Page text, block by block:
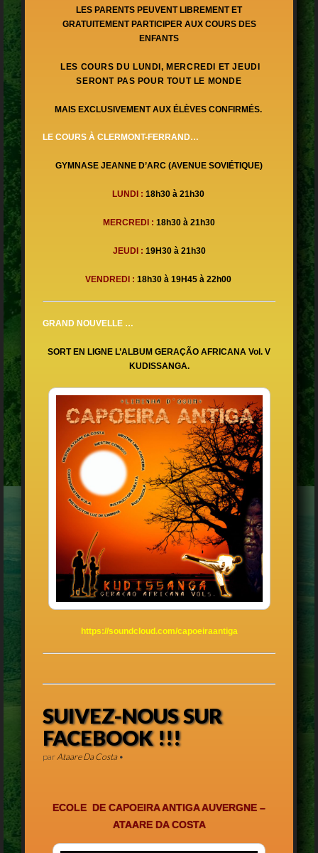
LES PARENTS PEUVENT LIBREMENT ET
GRATUITEMENT PARTICIPER AUX COURS DES
ENFANTS
LES COURS DU LUNDI, MERCREDI ET JEUDI
SERONT PAS POUR TOUT LE MONDE
MAIS EXCLUSIVEMENT AUX ÉLÈVES CONFIRMÉS.
LE COURS À CLERMONT-FERRAND…
GYMNASE JEANNE D’ARC (AVENUE SOVIÉTIQUE)
LUNDI : 18h30 à 21h30
MERCREDI : 18h30 à 21h30
JEUDI : 19H30 à 21h30
VENDREDI : 18h30 à 19H45 à 22h00
GRAND NOUVELLE …
SORT EN LIGNE L’ALBUM GERAÇÃO AFRICANA Vol. V
KUDISSANGA.
https://soundcloud.com/capoeiraantiga
SUIVEZ-NOUS SUR
FACEBOOK !!!
parAtaare Da Costa•
ECOLE DE CAPOEIRA ANTIGA AUVERGNE –
ATAARE DA COSTA